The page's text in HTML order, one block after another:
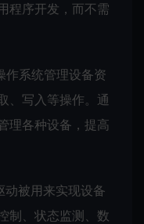
程序开发，而不需
系统管理设备资
、写入等操作。通
理各种设备，提高
被用来实现设备
制、状态监测、数